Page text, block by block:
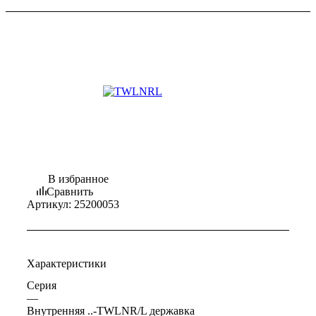
В избранное
Сравнить
Артикул: 25200053
Характеристики
Серия
—
Внутренняя ..-TWLNR/L державка